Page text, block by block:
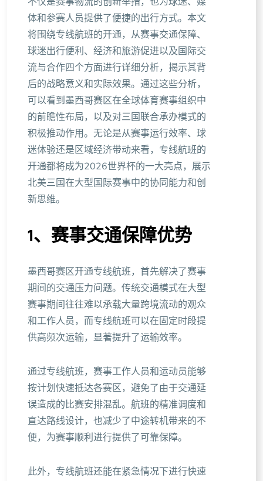
体和参赛人员提供了便捷的出行方式。本文
将围绕专线航班的开通，从赛事交通保障、
球迷出行便利、经济和旅游促进以及国际交
流与合作四个方面进行详细分析，揭示其背
后的战略意义和实际效果。通过这些分析，
可以看到墨西哥赛区在全球体育赛事组织中
的前瞻性布局，以及对三国联合承办模式的
积极推动作用。无论是从赛事运行效率、球
迷体验还是区域经济带动来看，专线航班的
开通都将成为2026世界杯的一大亮点，展示
北美三国在大型国际赛事中的协同能力和创
新思维。
1、赛事交通保障优势
墨西哥赛区开通专线航班，首先解决了赛事
期间的交通压力问题。传统交通模式在大型
赛事期间往往难以承载大量跨境流动的观众
和工作人员，而专线航班可以在固定时段提
供高频次运输，显著提升了运输效率。
通过专线航班，赛事工作人员和运动员能够
按计划快速抵达各赛区，避免了由于交通延
误造成的比赛安排混乱。航班的精准调度和
直达路线设计，也减少了中途转机带来的不
便，为赛事顺利进行提供了可靠保障。
此外，专线航班还能在紧急情况下进行快速